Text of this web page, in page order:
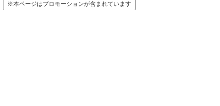
※本ページはプロモーションが含まれています